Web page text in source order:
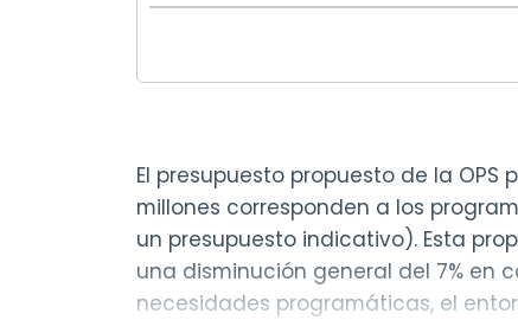
El presupuesto propuesto de la OPS
millones corresponden a los
un presupuesto indicativo). Esta
una disminución general del 7% en
necesidades programáticas, el